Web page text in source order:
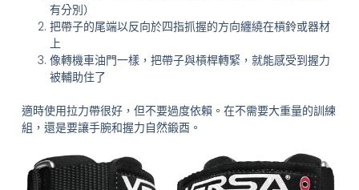
有分別）
把帶子的尾端以反向於四指抓握的方向纏繞在槓鈴或器材
上
像轉機車油門一樣，把帶子與槓桿轉緊，就能感受到握力
被輔助住了
適時使用拉力帶很好，但不要過度依賴。在不需要大重量的訓練
組，還是要讓手腕和握力自然鍛酉。